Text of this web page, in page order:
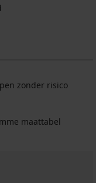
zonder risico
maattabel